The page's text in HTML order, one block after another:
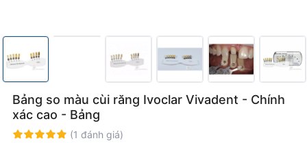
Phôi
Sứ
Bảng so màu cùi răng Ivoclar Vivadent - Chính
xác cao - Bảng
Rating: 100%
(1 đánh giá)